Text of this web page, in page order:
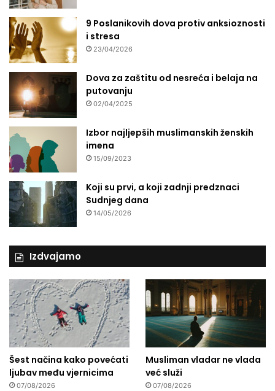
9 Poslanikovih dova protiv anksioznosti
i stresa
23/04/2026
Dova za zaštitu od nesreća i belaja na
putovanju
02/04/2025
Izbor najljepših muslimanskih ženskih
imena
15/09/2023
Koji su prvi, a koji zadnji predznaci
Sudnjeg dana
14/05/2026
Izdvajamo
Šest načina kako povećati
ljubav među vjernicima
07/08/2026
Musliman vladar ne vlada
već služi
07/08/2026